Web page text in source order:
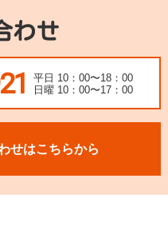
わせ
平日 10：00〜18：00
日曜 10：00〜17：00
せはこちらから